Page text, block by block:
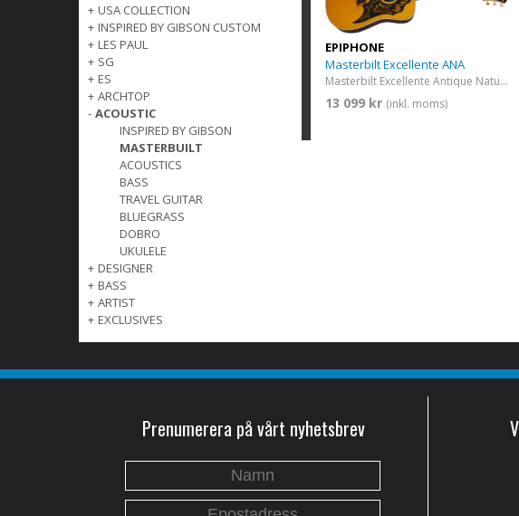
+ USA COLLECTION
+ INSPIRED BY GIBSON CUSTOM
+ LES PAUL
+ SG
+ ES
+ ARCHTOP
- ACOUSTIC
INSPIRED BY GIBSON
MASTERBUILT
ACOUSTICS
BASS
TRAVEL GUITAR
BLUEGRASS
DOBRO
UKULELE
+ DESIGNER
+ BASS
+ ARTIST
+ EXCLUSIVES
EPIPHONE
Masterbilt Excellente ANA
Masterbilt Excellente Antique Natur Aged
13 099 kr (inkl. moms)
Prenumerera på vårt nyhetsbrev